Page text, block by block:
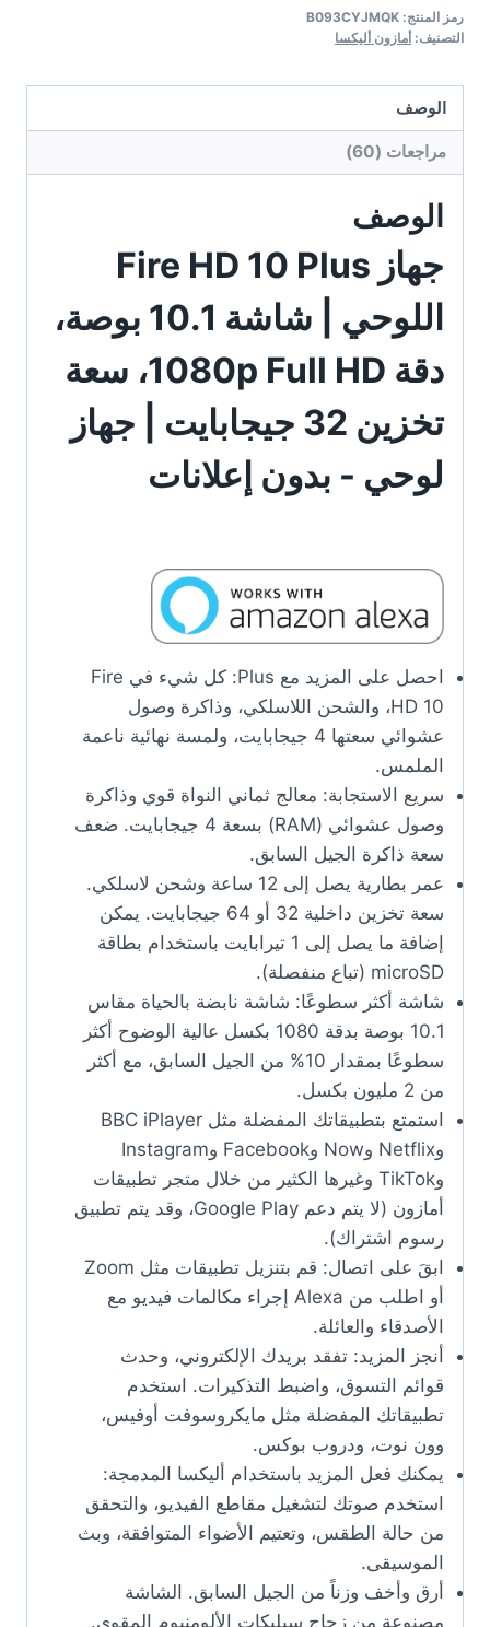
10
tablet
رمز المنتج: B093CYJMQK
التصنيف: أمازون أليكسا
الوصف
مراجعات (60)
الوصف
جهاز Fire HD 10 Plus
اللوحي | شاشة 10.1 بوصة،
دقة 1080p Full HD، سعة
تخزين 32 جيجابايت | جهاز
لوحي - بدون إعلانات
احصل على المزيد مع Plus: كل شيء في Fire
HD 10، والشحن اللاسلكي، وذاكرة وصول
عشوائي سعتها 4 جيجابايت، ولمسة نهائية ناعمة
الملمس.
سريع الاستجابة: معالج ثماني النواة قوي وذاكرة
وصول عشوائي (RAM) بسعة 4 جيجابايت. ضعف
سعة ذاكرة الجيل السابق.
عمر بطارية يصل إلى 12 ساعة وشحن لاسلكي.
سعة تخزين داخلية 32 أو 64 جيجابايت. يمكن
إضافة ما يصل إلى 1 تيرابايت باستخدام بطاقة
microSD (تباع منفصلة).
شاشة أكثر سطوعًا: شاشة نابضة بالحياة مقاس
10.1 بوصة بدقة 1080 بكسل عالية الوضوح أكثر
سطوعًا بمقدار 10% من الجيل السابق، مع أكثر
من 2 مليون بكسل.
استمتع بتطبيقاتك المفضلة مثل BBC iPlayer
وNetflix وNow وFacebook وInstagram
وTikTok وغيرها الكثير من خلال متجر تطبيقات
أمازون (لا يتم دعم Google Play، وقد يتم تطبيق
رسوم اشتراك).
ابقَ على اتصال: قم بتنزيل تطبيقات مثل Zoom
أو اطلب من Alexa إجراء مكالمات فيديو مع
الأصدقاء والعائلة.
أنجز المزيد: تفقد بريدك الإلكتروني، وحدث
قوائم التسوق، واضبط التذكيرات. استخدم
تطبيقاتك المفضلة مثل مايكروسوفت أوفيس،
وون نوت، ودروب بوكس.
يمكنك فعل المزيد باستخدام أليكسا المدمجة:
استخدم صوتك لتشغيل مقاطع الفيديو، والتحقق
من حالة الطقس، وتعتيم الأضواء المتوافقة، وبث
الموسيقى.
أرق وأخف وزناً من الجيل السابق. الشاشة
مصنوعة من زجاج سيليكات الألومنيوم المقوى.